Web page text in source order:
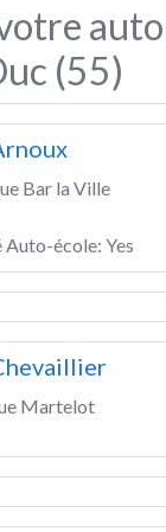
(55)
Bar la Ville
Auto-école: Yes
Martelot